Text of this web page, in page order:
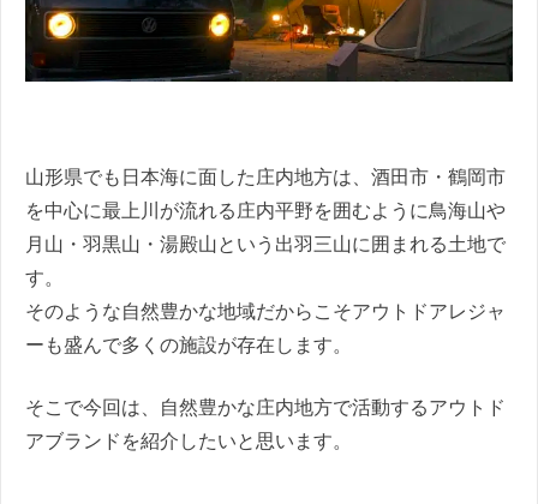
山形県でも日本海に面した庄内地方は、酒田市・鶴岡市
を中心に最上川が流れる庄内平野を囲むように鳥海山や
月山・羽黒山・湯殿山という出羽三山に囲まれる土地で
す。
そのような自然豊かな地域だからこそアウトドアレジャ
ーも盛んで多くの施設が存在します。
そこで今回は、自然豊かな庄内地方で活動するアウトド
アブランドを紹介したいと思います。